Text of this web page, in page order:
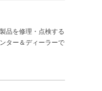
品を修理・点検する
ター＆ディーラーで